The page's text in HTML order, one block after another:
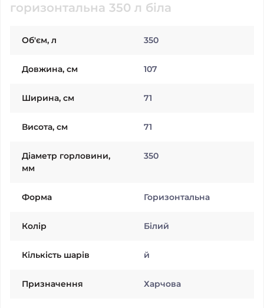
горизонтальна 350 л біла
Об'єм, л 350
Довжина, см 107
Ширина, см 71
Висота, см 71
Діаметр горловини,
мм
350
Форма Горизонтальна
Колiр Білий
Кількість шарів й
Призначення Харчова